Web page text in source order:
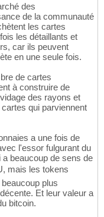
des
de la communauté
les cartes
les détaillants et
car ils peuvent
en une seule fois.
de cartes
à construire de
des rayons et
qui parviennent
a une fois de
l'essor fulgurant du
beaucoup de sens de
mais les tokens
plus
Et leur valeur a
bitcoin.